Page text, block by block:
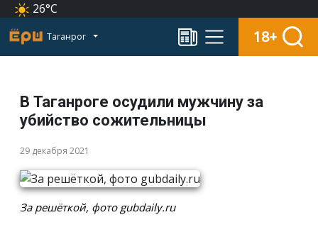
26°C
Таганрог 18+
В Таганроге осудили мужчину за
убийство сожительницы
29 декабря 2021
За решёткой, фото gubdaily.ru